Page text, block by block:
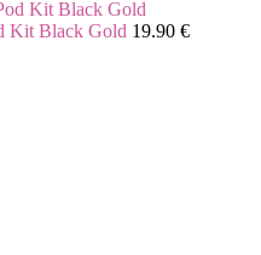
Kit Black Gold 19.90 €